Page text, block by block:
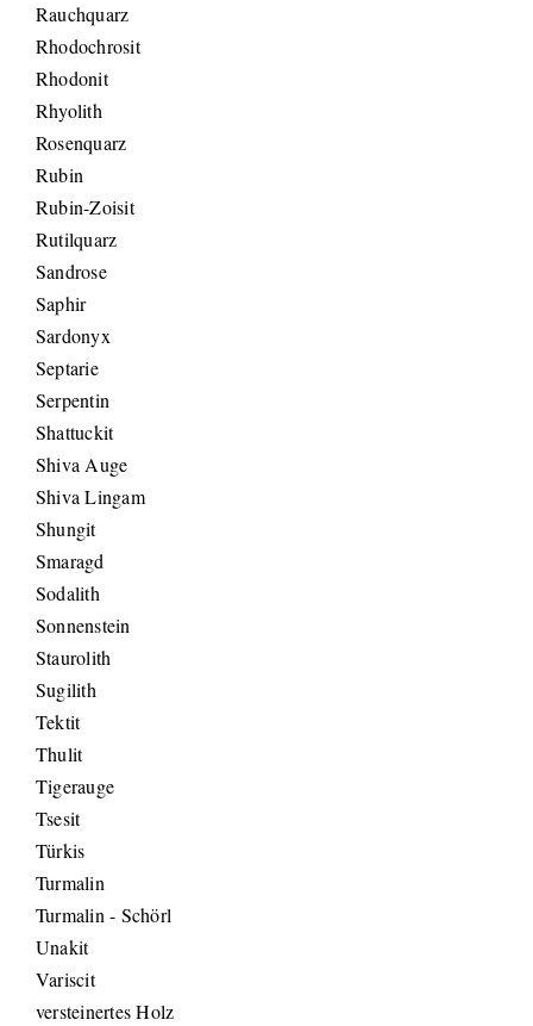
Rauchquarz
Rhodochrosit
Rhodonit
Rhyolith
Rosenquarz
Rubin
Rubin-Zoisit
Rutilquarz
Sandrose
Saphir
Sardonyx
Septarie
Serpentin
Shattuckit
Shiva Auge
Shiva Lingam
Shungit
Smaragd
Sodalith
Sonnenstein
Staurolith
Sugilith
Tektit
Thulit
Tigerauge
Tsesit
Türkis
Turmalin
Turmalin - Schörl
Unakit
Variscit
versteinertes Holz